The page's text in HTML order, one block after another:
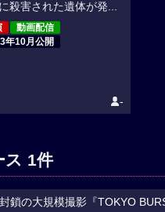
殺害された遺体が発...
動画配信
年10月公開
-
ス 1件
鎖の大規模撮影『TOKYO